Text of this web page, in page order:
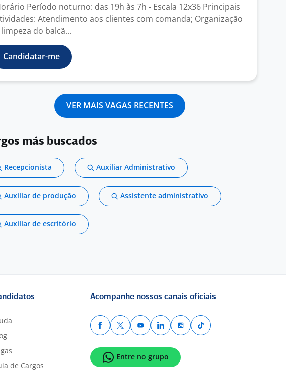
Período noturno: das 19h às 7h - Escala 12x36 Principais
Atendimento aos clientes com comanda; Organização
limpeza do balcã...
Candidatar-me
VER MAIS VAGAS RECENTES
más buscados
Recepcionista Auxiliar Administrativo
Auxiliar de produção Assistente administrativo
Auxiliar de escritório
de Cargos
Acompanhe nossos canais oficiais
Entre no grupo